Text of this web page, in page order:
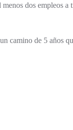
dos empleos
camino de 5 años